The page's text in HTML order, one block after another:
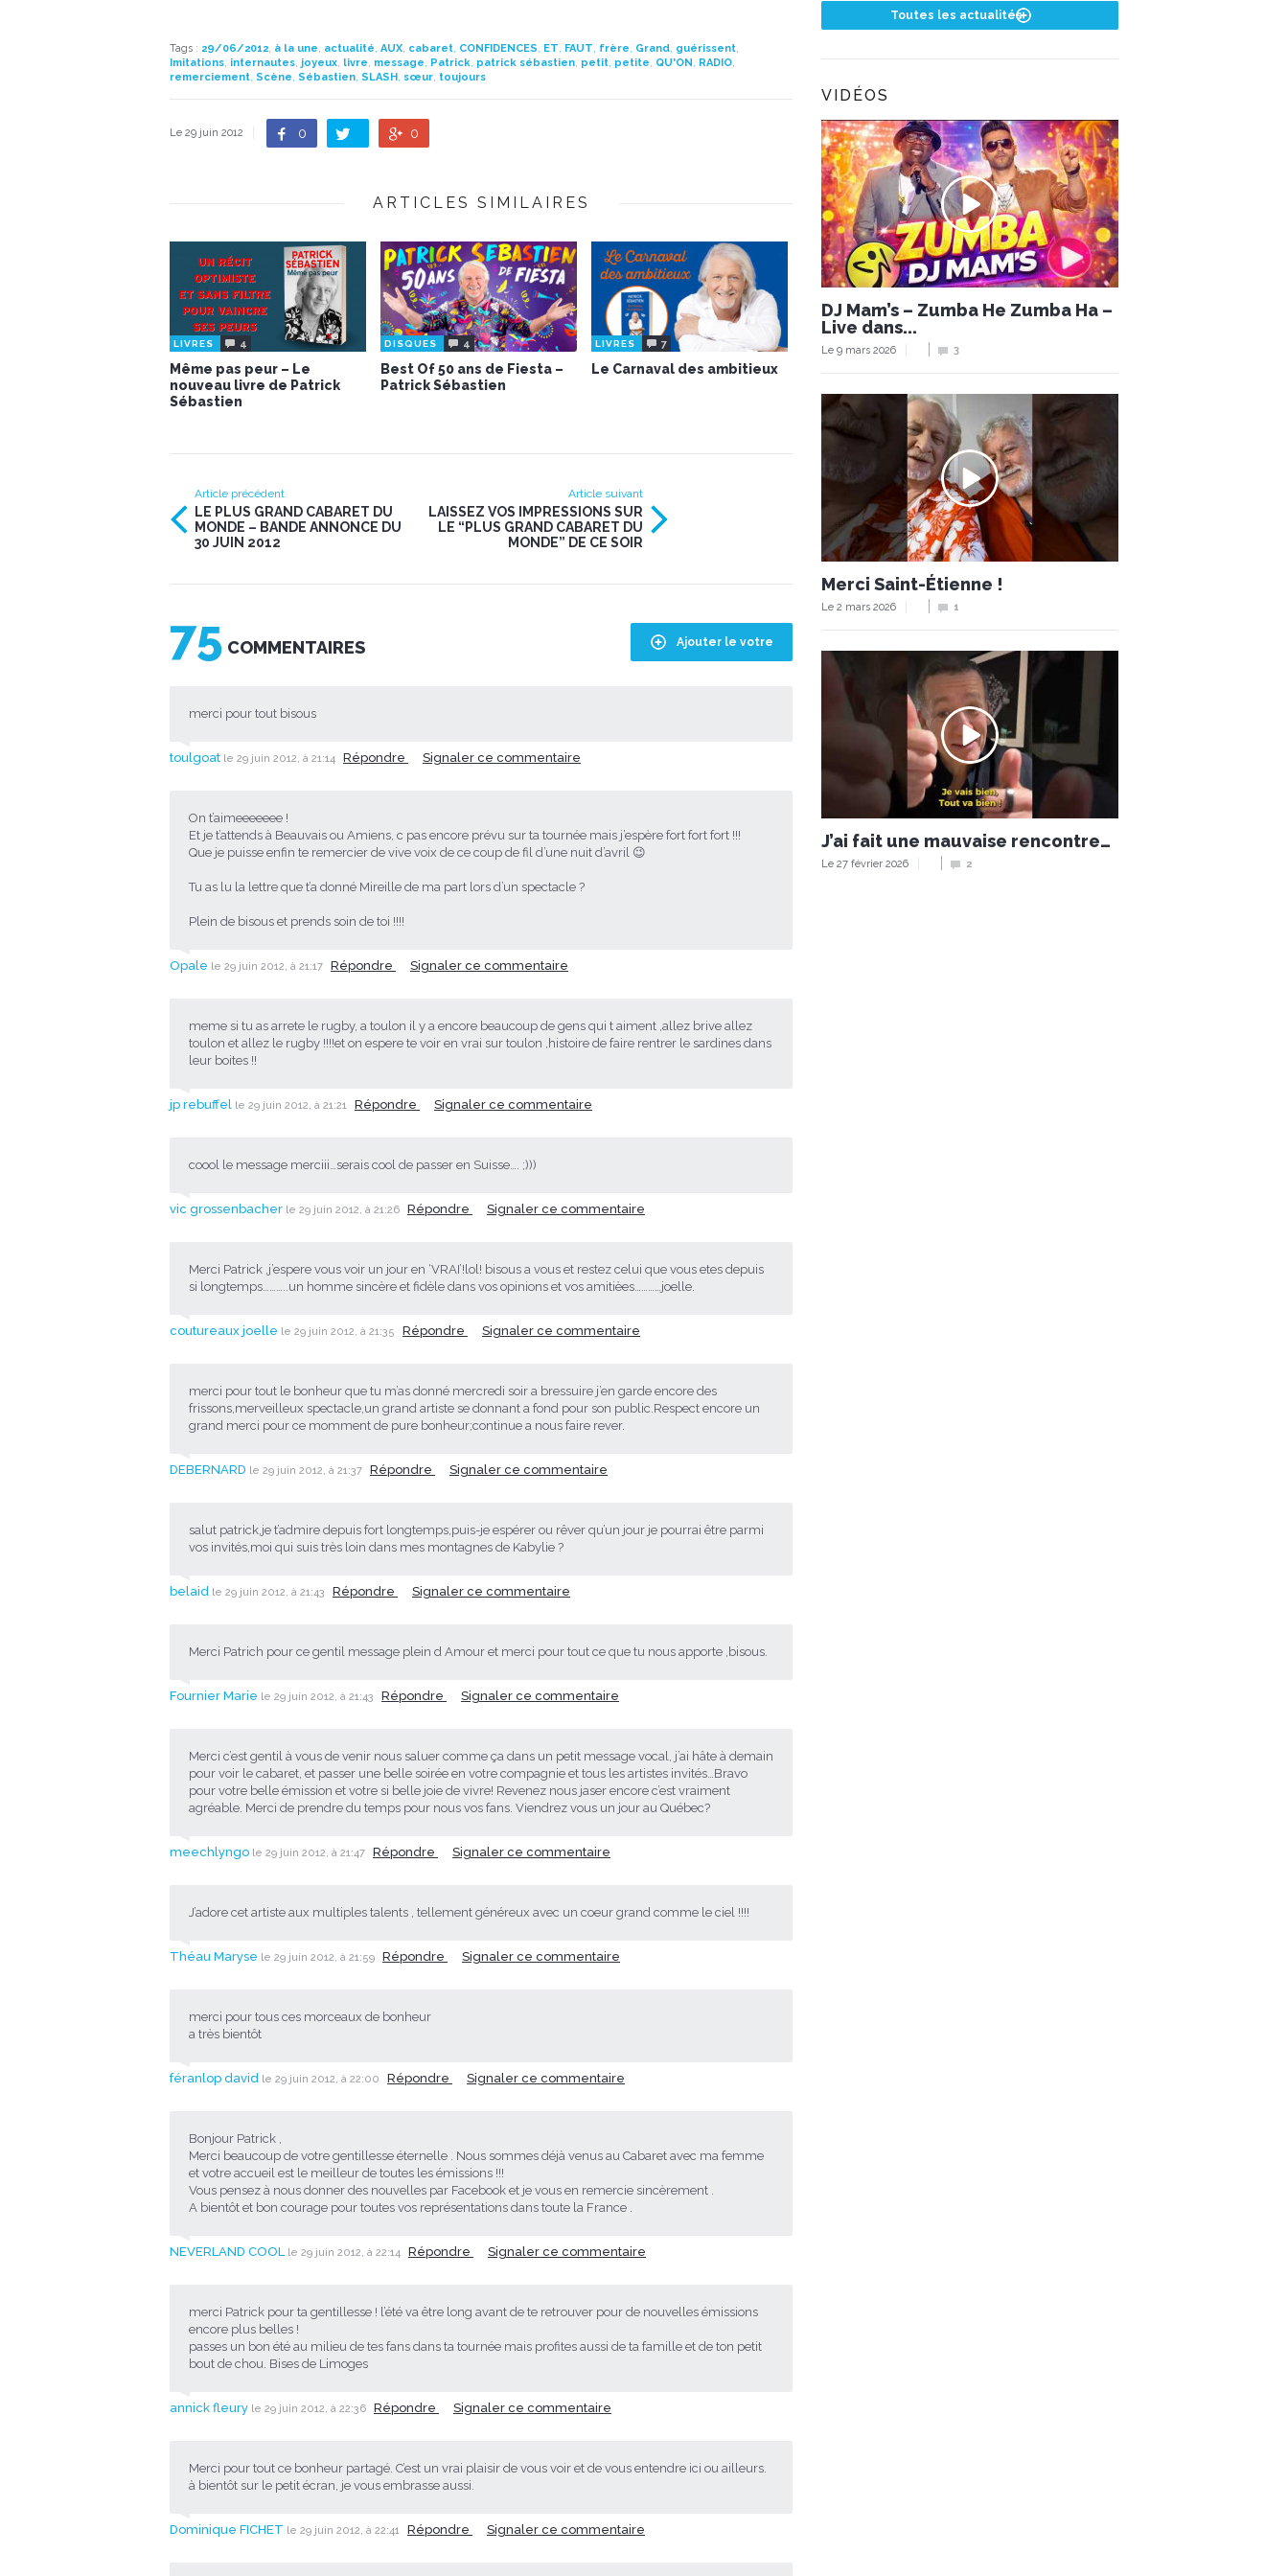
Tags : 29/06/2012, à la une, actualité, AUX, cabaret, CONFIDENCES, ET, FAUT, frère, Grand, guérissent,
Imitations, internautes, joyeux, livre, message, Patrick, patrick sébastien, petit, petite, QU'ON, RADIO,
remerciement, Scène, Sébastien, SLASH, sœur, toujours
Le 29 juin 2012 0 0
ARTICLES SIMILAIRES
LIVRES 4
Même pas peur – Le
nouveau livre de Patrick
Sébastien
DISQUES 4
Best Of 50 ans de Fiesta –
Patrick Sébastien
LIVRES 7
Le Carnaval des ambitieux
Article précédent
LE PLUS GRAND CABARET DU
MONDE – BANDE ANNONCE DU
30 JUIN 2012
Article suivant
LAISSEZ VOS IMPRESSIONS SUR
LE “PLUS GRAND CABARET DU
MONDE” DE CE SOIR
Ajouter le votre
75 COMMENTAIRES
merci pour tout bisous
toulgoat le 29 juin 2012, à 21:14 Répondre Signaler ce commentaire
On t’aimeeeeeee !
Et je t’attends à Beauvais ou Amiens, c pas encore prévu sur ta tournée mais j’espère fort fort fort !!!
Que je puisse enfin te remercier de vive voix de ce coup de fil d’une nuit d’avril 😉
Tu as lu la lettre que t’a donné Mireille de ma part lors d’un spectacle ?
Plein de bisous et prends soin de toi !!!!
Opale le 29 juin 2012, à 21:17 Répondre Signaler ce commentaire
meme si tu as arrete le rugby, a toulon il y a encore beaucoup de gens qui t aiment ,allez brive allez
toulon et allez le rugby !!!!et on espere te voir en vrai sur toulon ,histoire de faire rentrer le sardines dans
leur boites !!
jp rebuffel le 29 juin 2012, à 21:21 Répondre Signaler ce commentaire
coool le message merciii…serais cool de passer en Suisse…. ;)))
vic grossenbacher le 29 juin 2012, à 21:26 Répondre Signaler ce commentaire
Merci Patrick ,j’espere vous voir un jour en ‘VRAI’!lol! bisous a vous et restez celui que vous etes depuis
si longtemps………..un homme sincère et fidèle dans vos opinions et vos amitièes…………joelle.
coutureaux joelle le 29 juin 2012, à 21:35 Répondre Signaler ce commentaire
merci pour tout le bonheur que tu m’as donné mercredi soir a bressuire j’en garde encore des
frissons,merveilleux spectacle,un grand artiste se donnant a fond pour son public.Respect encore un
grand merci pour ce momment de pure bonheur;continue a nous faire rever.
DEBERNARD le 29 juin 2012, à 21:37 Répondre Signaler ce commentaire
salut patrick,je t’admire depuis fort longtemps,puis-je espérer ou rêver qu’un jour je pourrai être parmi
vos invités,moi qui suis très loin dans mes montagnes de Kabylie ?
belaid le 29 juin 2012, à 21:43 Répondre Signaler ce commentaire
Merci Patrich pour ce gentil message plein d Amour et merci pour tout ce que tu nous apporte ,bisous.
Fournier Marie le 29 juin 2012, à 21:43 Répondre Signaler ce commentaire
Merci c’est gentil à vous de venir nous saluer comme ça dans un petit message vocal, j’ai hâte à demain
pour voir le cabaret, et passer une belle soirée en votre compagnie et tous les artistes invités…Bravo
pour votre belle émission et votre si belle joie de vivre! Revenez nous jaser encore c’est vraiment
agréable. Merci de prendre du temps pour nous vos fans. Viendrez vous un jour au Québec?
meechlyngo le 29 juin 2012, à 21:47 Répondre Signaler ce commentaire
J’adore cet artiste aux multiples talents , tellement généreux avec un coeur grand comme le ciel !!!!
Théau Maryse le 29 juin 2012, à 21:59 Répondre Signaler ce commentaire
merci pour tous ces morceaux de bonheur
a très bientôt
féranlop david le 29 juin 2012, à 22:00 Répondre Signaler ce commentaire
Bonjour Patrick ,
Merci beaucoup de votre gentillesse éternelle . Nous sommes déjà venus au Cabaret avec ma femme
et votre accueil est le meilleur de toutes les émissions !!!
Vous pensez à nous donner des nouvelles par Facebook et je vous en remercie sincèrement .
A bientôt et bon courage pour toutes vos représentations dans toute la France .
NEVERLAND COOL le 29 juin 2012, à 22:14 Répondre Signaler ce commentaire
merci Patrick pour ta gentillesse ! l’été va être long avant de te retrouver pour de nouvelles émissions
encore plus belles !
passes un bon été au milieu de tes fans dans ta tournée mais profites aussi de ta famille et de ton petit
bout de chou. Bises de Limoges
annick fleury le 29 juin 2012, à 22:36 Répondre Signaler ce commentaire
Merci pour tout ce bonheur partagé. C’est un vrai plaisir de vous voir et de vous entendre ici ou ailleurs.
à bientôt sur le petit écran, je vous embrasse aussi.
Dominique FICHET le 29 juin 2012, à 22:41 Répondre Signaler ce commentaire
Toutes les actualités
VIDÉOS
DJ Mam’s – Zumba He Zumba Ha –
Live dans...
Le 9 mars 2026 3
Merci Saint-Étienne !
Le 2 mars 2026 1
J’ai fait une mauvaise rencontre…
Le 27 février 2026 2